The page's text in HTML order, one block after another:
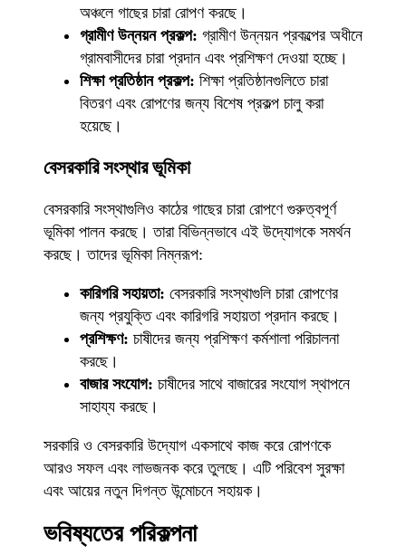
অঞ্চলে গাছের চারা রোপণ করছে।
গ্রামীণ উন্নয়ন প্রকল্প: গ্রামীণ উন্নয়ন প্রকল্পের অধীনে
গ্রামবাসীদের চারা প্রদান এবং প্রশিক্ষণ দেওয়া হচ্ছে।
শিক্ষা প্রতিষ্ঠান প্রকল্প: শিক্ষা প্রতিষ্ঠানগুলিতে চারা
বিতরণ এবং রোপণের জন্য বিশেষ প্রকল্প চালু করা
হয়েছে।
বেসরকারি সংস্থার ভূমিকা
বেসরকারি সংস্থাগুলিও কাঠের গাছের চারা রোপণে গুরুত্বপূর্ণ
ভূমিকা পালন করছে। তারা বিভিন্নভাবে এই উদ্যোগকে সমর্থন
করছে। তাদের ভূমিকা নিম্নরূপ:
কারিগরি সহায়তা: বেসরকারি সংস্থাগুলি চারা রোপণের
জন্য প্রযুক্তি এবং কারিগরি সহায়তা প্রদান করছে।
প্রশিক্ষণ: চাষীদের জন্য প্রশিক্ষণ কর্মশালা পরিচালনা
করছে।
বাজার সংযোগ: চাষীদের সাথে বাজারের সংযোগ স্থাপনে
সাহায্য করছে।
সরকারি ও বেসরকারি উদ্যোগ একসাথে কাজ করে রোপণকে
আরও সফল এবং লাভজনক করে তুলছে। এটি পরিবেশ সুরক্ষা
এবং আয়ের নতুন দিগন্ত উন্মোচনে সহায়ক।
ভবিষ্যতের পরিকল্পনা